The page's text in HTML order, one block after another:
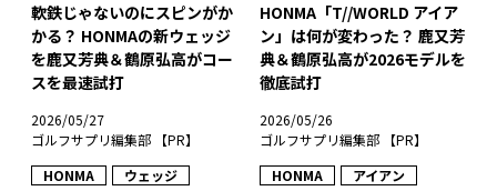
軟鉄じゃないのにスピンがか
かる？ HONMAの新ウェッジ
を鹿又芳典＆鶴原弘高がコー
スを最速試打
2026/05/27
ゴルフサプリ編集部 【PR】
HONMA
ウェッジ
HONMA「T//WORLD アイア
ン」は何が変わった？ 鹿又芳
典＆鶴原弘高が2026モデルを
徹底試打
2026/05/26
ゴルフサプリ編集部 【PR】
HONMA
アイアン